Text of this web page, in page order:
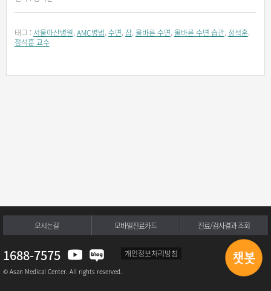
태그 : 서울아산병원, AMC병법, 수면, 잠, 올바른 수면, 올바른 수면 습관, 정석훈,
정석훈 교수
오시는길 모바일진료카드 진료/검사결과 조회
1688-7575 개인정보처리방침
© Asan Medical Center. All rights reserved.